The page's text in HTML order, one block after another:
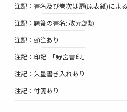
注記：書名及び巻次は扉(原表紙)による
注記：題簽の書名: 改元部類
注記：頭注あり
注記：印記: 「野宮書印」
注記：朱墨書き入れあり
注記：付箋あり